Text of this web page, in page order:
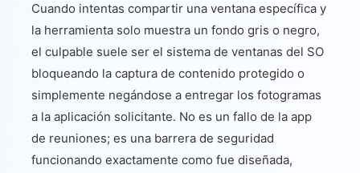
Cuando intentas compartir una ventana específica y
la herramienta solo muestra un fondo gris o negro,
el culpable suele ser el sistema de ventanas del SO
bloqueando la captura de contenido protegido o
simplemente negándose a entregar los fotogramas
a la aplicación solicitante. No es un fallo de la app
de reuniones; es una barrera de seguridad
funcionando exactamente como fue diseñada,